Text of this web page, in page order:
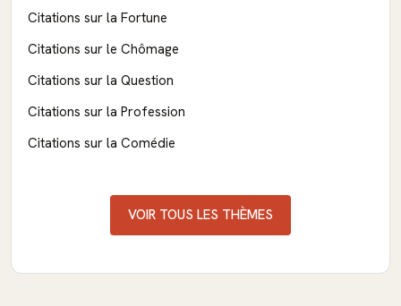
Citations sur la Fortune
Citations sur le Chômage
Citations sur la Question
Citations sur la Profession
Citations sur la Comédie
VOIR TOUS LES THÈMES